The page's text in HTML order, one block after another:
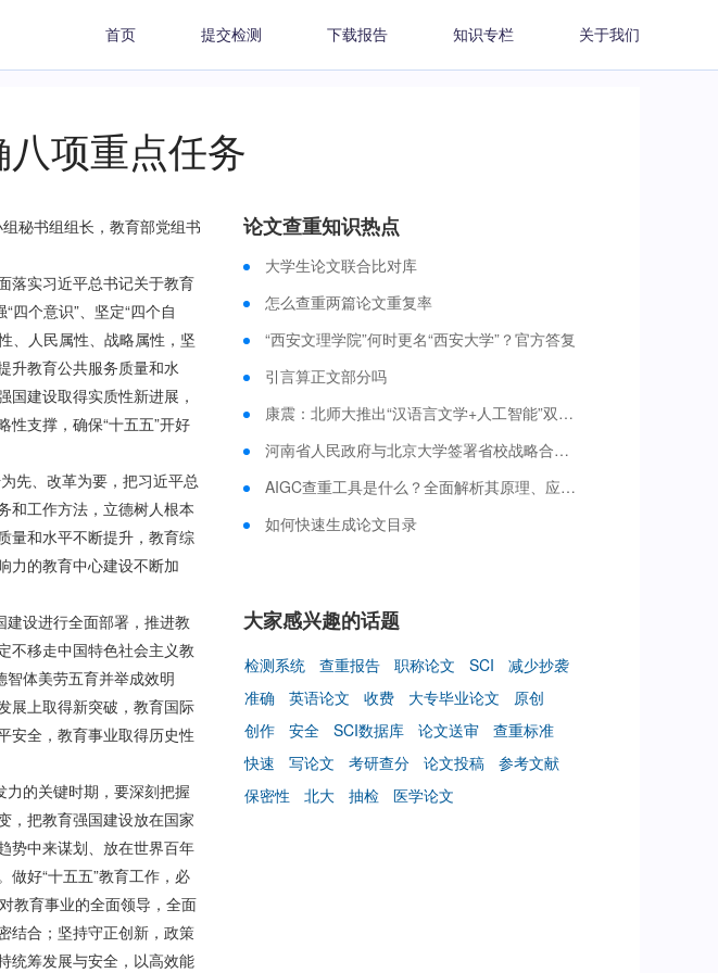
首页 提交检测 下载报告 知识专栏 关于我们
项重点任务
秘书组组长，教育部党组书
实习近平总书记关于教育
四个意识”、坚定“四个自
、人民属性、战略属性，坚
升教育公共服务质量和水
建设取得实质性新进展，
性支撑，确保“十五五”开好
先、改革为要，把习近平总
和工作方法，立德树人根本
量和水平不断提升，教育综
力的教育中心建设不断加
设进行全面部署，推进教
不移走中国特色社会主义教
智体美劳五育并举成效明
展上取得新突破，教育国际
安全，教育事业取得历史性
的关键时期，要深刻把握
，把教育强国建设放在国家
势中来谋划、放在世界百年
好“十五五”教育工作，必
教育事业的全面领导，全面
结合；坚持守正创新，政策
统筹发展与安全，以高效能
论文查重知识热点
大学生论文联合比对库
怎么查重两篇论文重复率
“西安文理学院”何时更名“西安大学”？官方答复
引言算正文部分吗
康震：北师大推出“汉语言文学+人工智能”双学士学位培养项目 今年启动招生
河南省人民政府与北京大学签署省校战略合作框架协议
AIGC查重工具是什么？全面解析其原理、应用与选择策略
如何快速生成论文目录
大家感兴趣的话题
检测系统 查重报告 职称论文 SCI
减少抄袭
准确
英语论文 收费 大专毕业论文
原创
创作
安全 SCI数据库 论文送审
查重标准
快速
写论文 考研查分 论文投稿
参考文献
保密性
北大 抽检 医学论文